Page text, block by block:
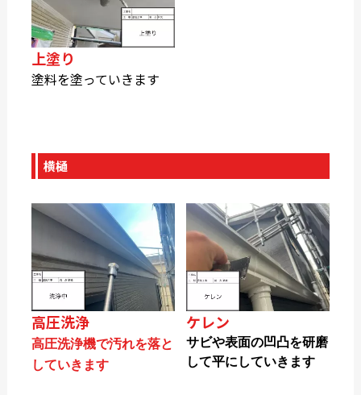
上塗り
塗料を塗っていきます
横樋
高圧洗浄
高圧洗浄機で汚れを落と
していきます
ケレン
サビや表面の凹凸を研磨
して平にしていきます